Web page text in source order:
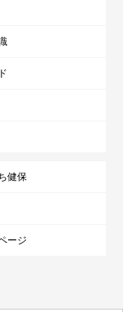
健保
ージ